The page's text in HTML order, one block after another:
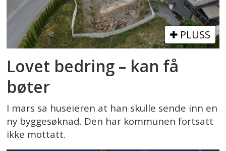
PLUSS
Lovet bedring – kan få
bøter
I mars sa huseieren at han skulle sende inn en
ny byggesøknad. Den har kommunen fortsatt
ikke mottatt.